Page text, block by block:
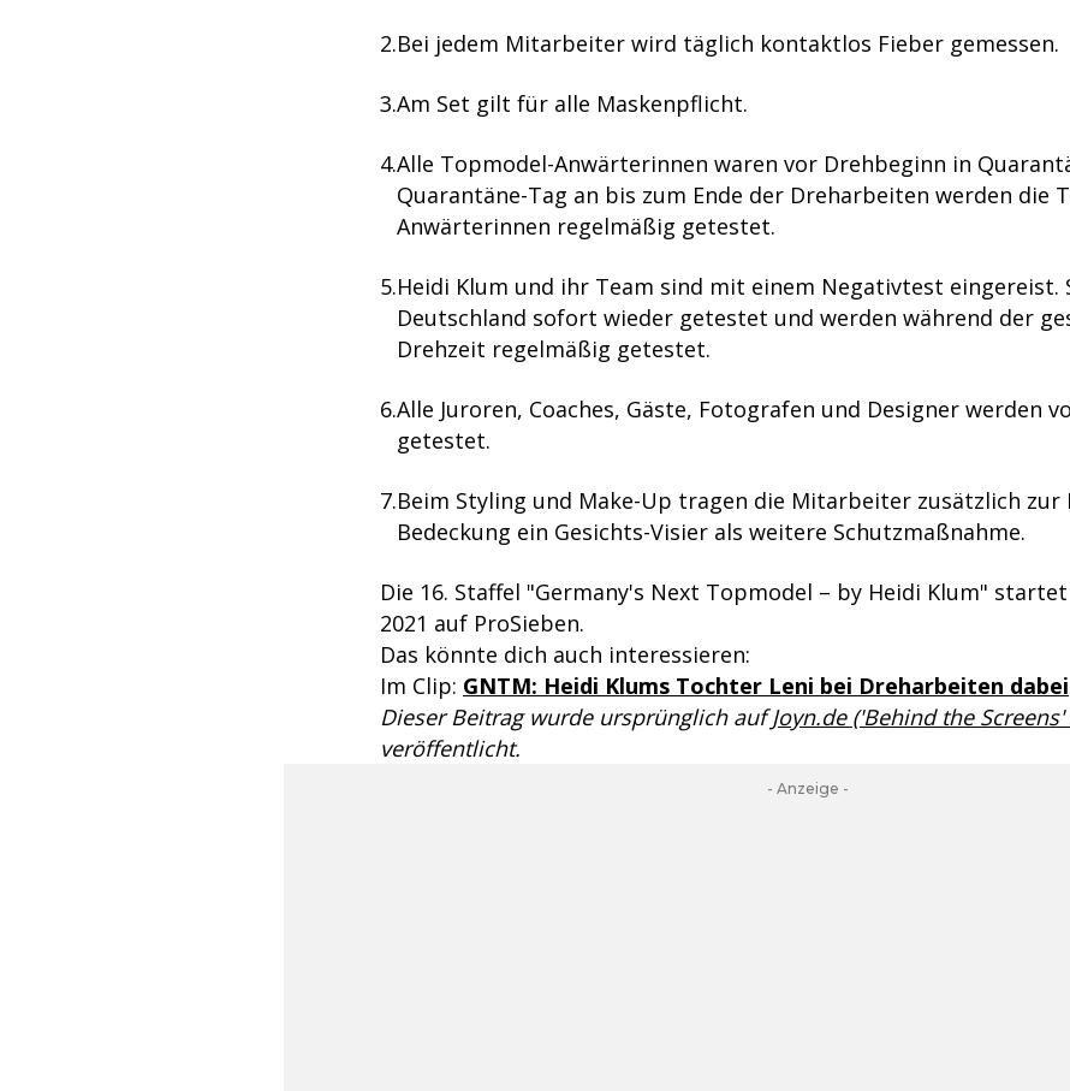
Bei jedem Mitarbeiter wird täglich kontaktlos Fieber gemessen.
Am Set gilt für alle Maskenpflicht.
Alle Topmodel-Anwärterinnen waren vor Drehbeginn in
Quarantäne-Tag an bis zum Ende der Dreharbeiten werden die
Anwärterinnen regelmäßig getestet.
Heidi Klum und ihr Team sind mit einem Negativtest eingereist.
Deutschland sofort wieder getestet und werden während der
Drehzeit regelmäßig getestet.
Alle Juroren, Coaches, Gäste, Fotografen und Designer werden
getestet.
Beim Styling und Make-Up tragen die Mitarbeiter zusätzlich zur
Bedeckung ein Gesichts-Visier als weitere Schutzmaßnahme.
Die 16. Staffel "Germany's Next Topmodel – by Heidi Klum"
2021 auf ProSieben.
Das könnte dich auch interessieren:
Im Clip: GNTM: Heidi Klums Tochter Leni bei Dreharbeiten dabei
Dieser Beitrag wurde ursprünglich aufJoyn.de ('Behind the
veröffentlicht.
- Anzeige -